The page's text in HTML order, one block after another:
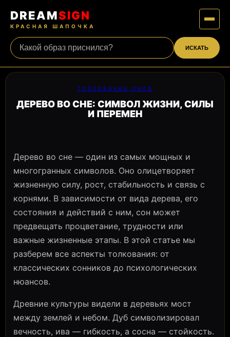
DREAMSIGN
КРАСНАЯ ШАПОЧКА
ИСКАТЬ
ТОЛКОВАНИЕ СНОВ
ДЕРЕВО ВО СНЕ: СИМВОЛ ЖИЗНИ, СИЛЫ
И ПЕРЕМЕН
Дерево во сне — один из самых мощных и
многогранных символов. Оно олицетворяет
жизненную силу, рост, стабильность и связь с
корнями. В зависимости от вида дерева, его
состояния и действий с ним, сон может
предвещать процветание, трудности или
важные жизненные этапы. В этой статье мы
разберем все аспекты толкования: от
классических сонников до психологических
нюансов.
Древние культуры видели в деревьях мост
между землей и небом. Дуб символизировал
вечность, ива — гибкость, а сосна — стойкость.